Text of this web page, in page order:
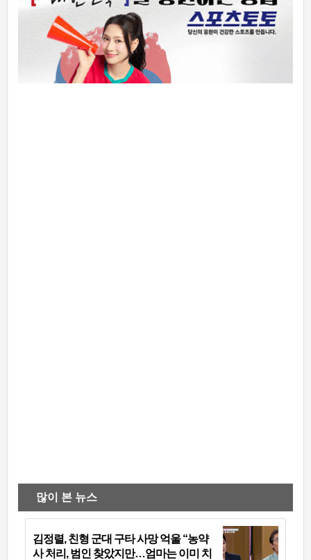
많이 본 뉴스
김정렬, 친형 군대 구타 사망 억울 “농약
사 처리, 범인 찾았지만…엄마는 이미 치